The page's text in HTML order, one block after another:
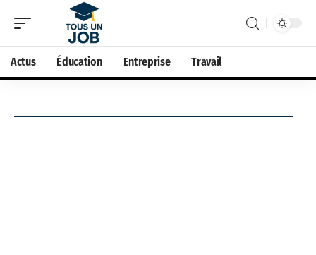
Actus Éducation Entreprise Travail